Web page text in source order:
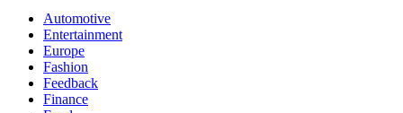
Automotive
Entertainment
Europe
Fashion
Feedback
Finance